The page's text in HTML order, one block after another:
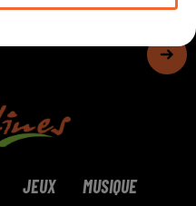
JEUX MUSIQUE